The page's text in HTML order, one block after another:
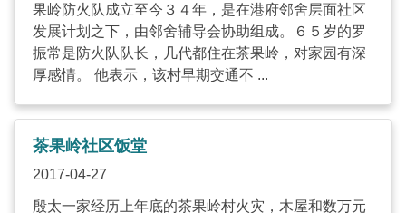
果岭防火队成立至今３４年，是在港府邻舍层面社区
发展计划之下，由邻舍辅导会协助组成。６５岁的罗
振常是防火队队长，几代都住在茶果岭，对家园有深
厚感情。 他表示，该村早期交通不 ...
茶果岭社区饭堂
2017-04-27
殷太一家经历上年底的茶果岭村火灾，木屋和数万元